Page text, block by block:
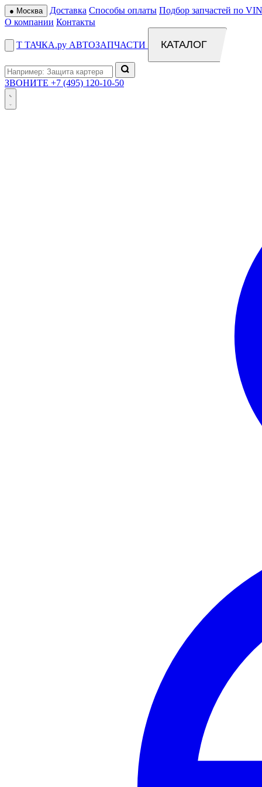
● Москва Доставка Способы оплаты Подбор запчастей по
О компании Контакты
Т ТАЧКА.ру АВТОЗАПЧАСТИ КАТАЛОГ
ЗВОНИТЕ +7 (495) 120-10-50